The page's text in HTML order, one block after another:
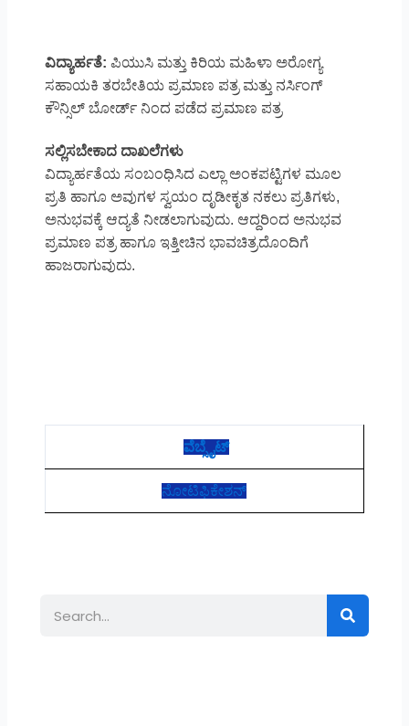
ವಿದ್ಯಾರ್ಹತೆ: ಪಿಯುಸಿ ಮತ್ತು ಕಿರಿಯ ಮಹಿಳಾ ಅರೋಗ್ಯ
ಸಹಾಯಕಿ ತರಬೇತಿಯ ಪ್ರಮಾಣ ಪತ್ರ ಮತ್ತು ನರ್ಸಿಂಗ್
ಕೌನ್ಸಿಲ್ ಬೋರ್ಡ್ ನಿಂದ ಪಡೆದ ಪ್ರಮಾಣ ಪತ್ರ
ಸಲ್ಲಿಸಬೇಕಾದ ದಾಖಲೆಗಳು
ವಿದ್ಯಾರ್ಹತೆಯ ಸಂಬಂಧಿಸಿದ ಎಲ್ಲಾ ಅಂಕಪಟ್ಟಿಗಳ ಮೂಲ
ಪ್ರತಿ ಹಾಗೂ ಅವುಗಳ ಸ್ವಯಂ ದೃಡೀಕೃತ ನಕಲು ಪ್ರತಿಗಳು,
ಅನುಭವಕ್ಕೆ ಆದ್ಯತೆ ನೀಡಲಾಗುವುದು. ಆದ್ದರಿಂದ ಅನುಭವ
ಪ್ರಮಾಣ ಪತ್ರ ಹಾಗೂ ಇತ್ತೀಚಿನ ಭಾವಚಿತ್ರದೊಂದಿಗೆ
ಹಾಜರಾಗುವುದು.
ವೆಬ್ಸೈಟ್
ನೋಟಿಫಿಕೇಶನ್
Search